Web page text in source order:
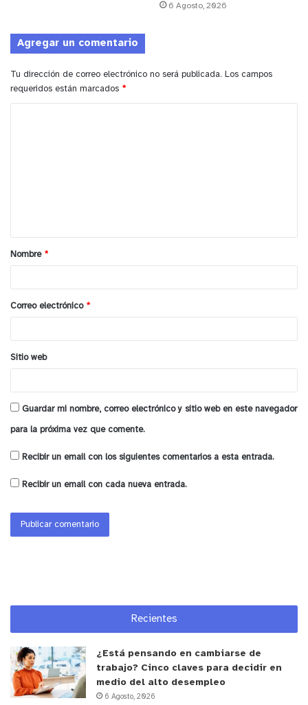
6 Agosto, 2026
Agregar un comentario
Tu dirección de correo electrónico no será publicada. Los campos
requeridos están marcados *
a
r
*
Nombre *
Correo electrónico *
Sitio web
Guardar mi nombre, correo electrónico y sitio web en este navegador
para la próxima vez que comente.
Recibir un email con los siguientes comentarios a esta entrada.
Recibir un email con cada nueva entrada.
Recientes
¿Está pensando en cambiarse de
trabajo? Cinco claves para decidir en
medio del alto desempleo
6 Agosto, 2026